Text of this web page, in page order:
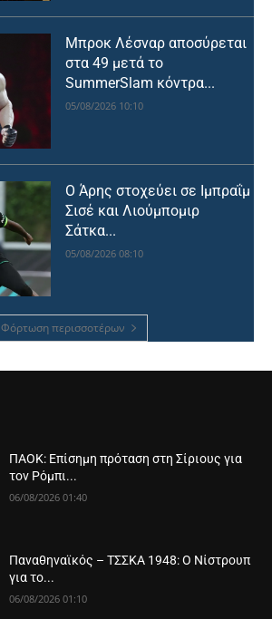
Μπροκ Λέσναρ αποσύρεται
στα 49 μετά το
SummerSlam κόντρα...
05/08/2026 10:10
Ο Άρης στοχεύει σε Ιμπραΐμ
Σισέ και Λιούμπομιρ
Σάτκα...
05/08/2026 08:10
Φόρτωση περισσοτέρων
ΠΑΟΚ: Επίσημη πρόταση στη Σίριους για
τον Ρόμπι...
06/08/2026 01:40
Παναθηναϊκός – ΤΣΣΚΑ 1948: Ο Νίστρουπ
για το...
06/08/2026 01:10